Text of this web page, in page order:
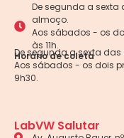
De segunda a sexta
almoço.
Aos sábados - os
às 11h.
Horário de coleta
De segunda a sexta das
Aos sábados - os dois
9h30.
LabVW Salutar